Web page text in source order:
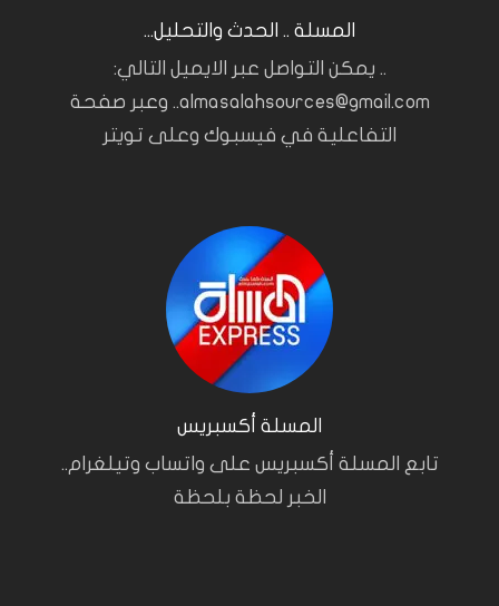
المسلة .. الحدث والتحليل...
.. يمكن التواصل عبر الايميل التالي:
almasalahsources@gmail.com.. وعبر صفحة
التفاعلية في فيسبوك وعلى تويتر
المسلة أكسبريس
تابع المسلة أكسبريس على واتساب وتيلغرام..
الخبر لحظة بلحظة